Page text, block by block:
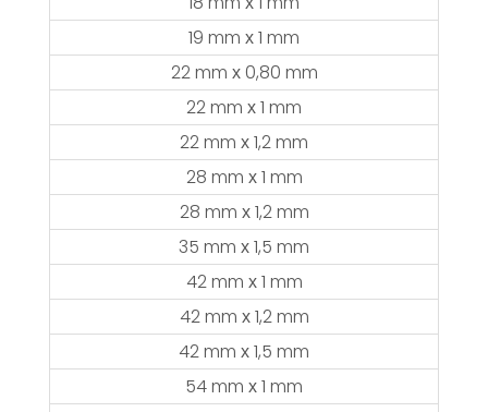
19 mm х 1 mm
22 mm х 0,80 mm
22 mm х 1 mm
22 mm х 1,2 mm
28 mm х 1 mm
28 mm х 1,2 mm
35 mm х 1,5 mm
42 mm х 1 mm
42 mm х 1,2 mm
42 mm х 1,5 mm
54 mm х 1 mm